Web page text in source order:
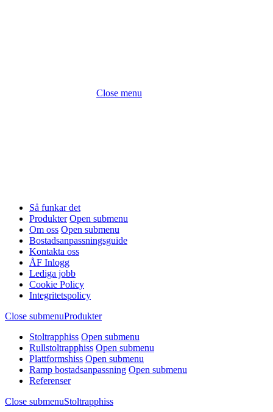
Close menu
Så funkar det
Produkter Open submenu
Om oss Open submenu
Bostadsanpassningsguide
Kontakta oss
ÅF Inlogg
Lediga jobb
Cookie Policy
Integritetspolicy
Close submenuProdukter
Stoltrapphiss Open submenu
Rullstoltrapphiss Open submenu
Plattformshiss Open submenu
Ramp bostadsanpassning Open submenu
Referenser
Close submenuStoltrapphiss